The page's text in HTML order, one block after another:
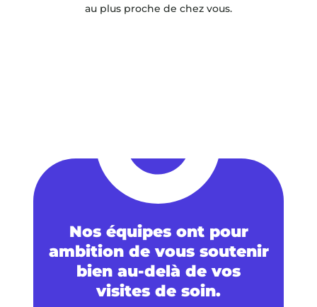
au plus proche de chez vous.
Nos équipes ont pour
ambition de vous soutenir
bien au-delà de vos
visites de soin.